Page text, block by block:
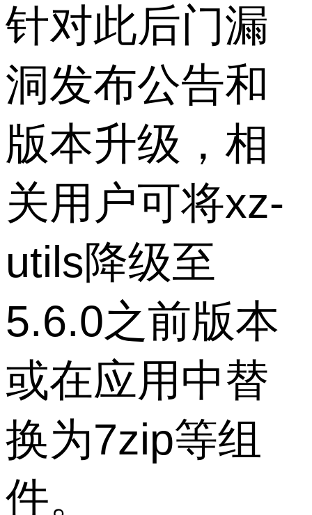
针对此后门漏
洞发布公告和
版本升级，相
关用户可将xz-
utils降级至
5.6.0之前版本
或在应用中替
换为7zip等组
件。